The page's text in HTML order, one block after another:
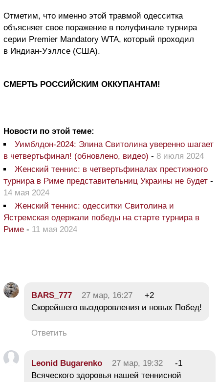
Отметим, что именно этой травмой одесситка
объясняет свое поражение в полуфинале турнира
серии Premier Mandatory WTA, который проходил
в Индиан-Уэллсе (США).
СМЕРТЬ РОССИЙСКИМ ОККУПАНТАМ!
Новости по этой теме:
Уимблдон-2024: Элина Свитолина уверенно шагает
в четвертьфинал! (обновлено, видео) - 8 июля 2024
Женский теннис: в четвертьфиналах престижного
турнира в Риме представительниц Украины не будет -
14 мая 2024
Женский теннис: одесситки Свитолина и
Ястремская одержали победы на старте турнира в
Риме - 11 мая 2024
BARS_777 27 мар, 16:27
+2
Скорейшего выздоровления и новых Побед!
Ответить
Leonid Bugarenko 27 мар, 19:32
-1
Всяческого здоровья нашей теннисной